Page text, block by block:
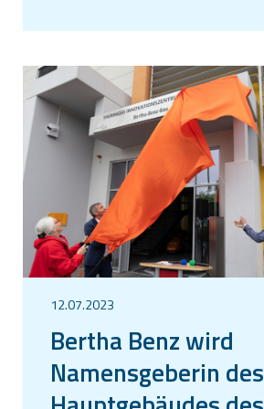
12.07.2023
Bertha Benz wird
Namensgeberin des